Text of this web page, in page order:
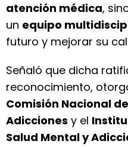
atención médica,
un equipo
futuro y mejorar su
Señaló que dicha
reconocimiento,
Comisión Nacional
Adicciones y el
Salud Mental y